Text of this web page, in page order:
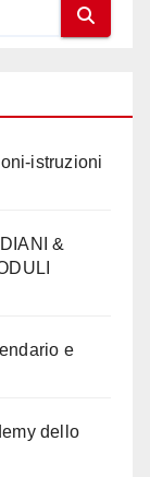
istruzioni
&
e
dello